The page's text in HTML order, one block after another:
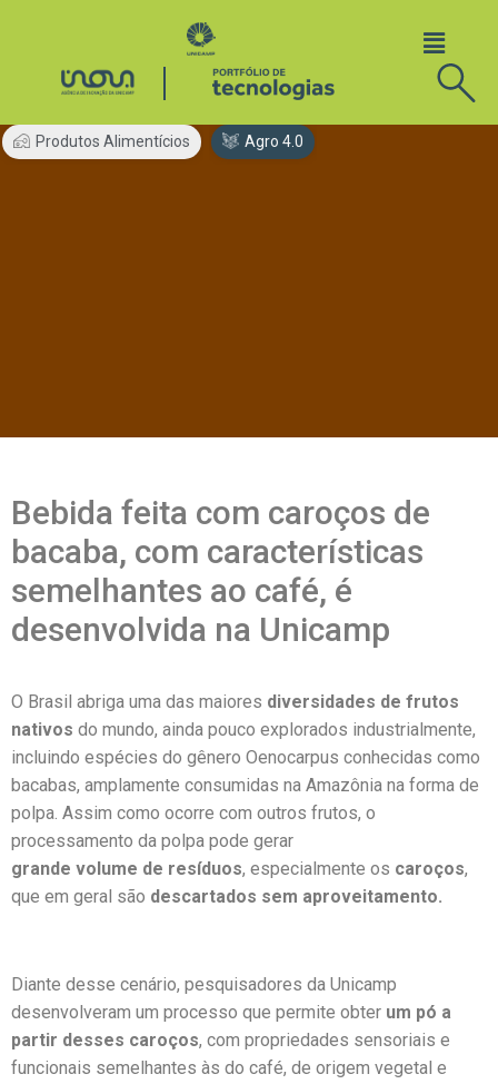
Produtos Alimentícios Agro 4.0
Bebida feita com caroços de
bacaba, com características
semelhantes ao café, é
desenvolvida na Unicamp
O Brasil abriga uma das maiores diversidades de frutos
nativos do mundo, ainda pouco explorados industrialmente,
incluindo espécies do gênero Oenocarpus conhecidas como
bacabas, amplamente consumidas na Amazônia na forma de
polpa. Assim como ocorre com outros frutos, o
processamento da polpa pode gerar
grande volume de resíduos, especialmente os caroços,
que em geral são descartados sem aproveitamento.
Diante desse cenário, pesquisadores da Unicamp
desenvolveram um processo que permite obter um pó a
partir desses caroços, com propriedades sensoriais e
funcionais semelhantes às do café, de origem vegetal e